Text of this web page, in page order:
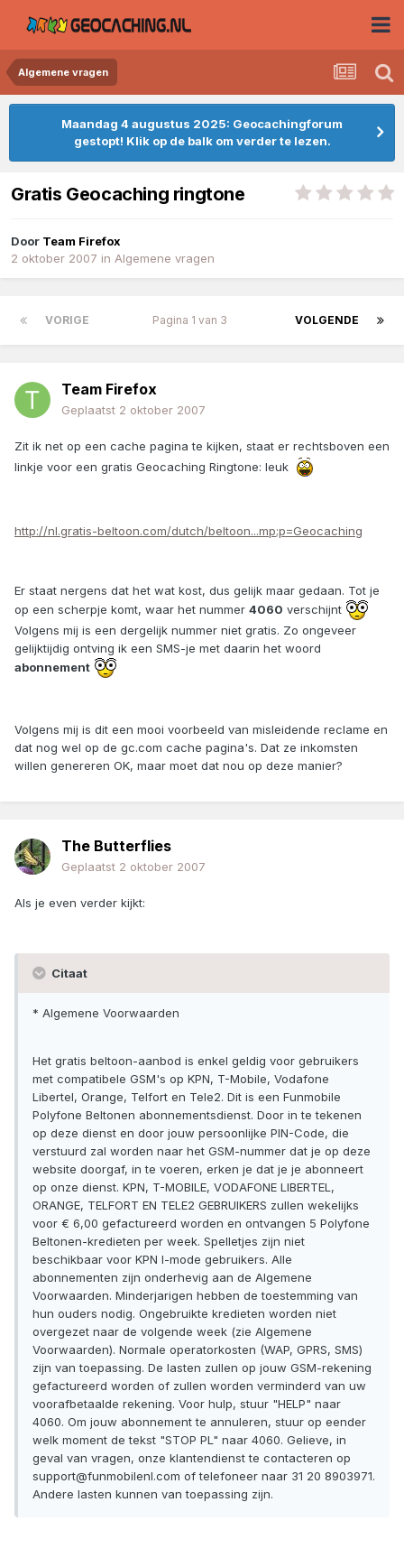
Algemene vragen
Maandag 4 augustus 2025: Geocachingforum
gestopt! Klik op de balk om verder te lezen.
Gratis Geocaching ringtone
Door Team Firefox
2 oktober 2007 in Algemene vragen
VORIGE VOLGENDE
Pagina 1 van 3
Team Firefox
Geplaatst 2 oktober 2007
Zit ik net op een cache pagina te kijken, staat er rechtsboven een
linkje voor een gratis Geocaching Ringtone: leuk
http://nl.gratis-beltoon.com/dutch/beltoon...mp;p=Geocaching
Er staat nergens dat het wat kost, dus gelijk maar gedaan. Tot je
op een scherpje komt, waar het nummer 4060 verschijnt
Volgens mij is een dergelijk nummer niet gratis. Zo ongeveer
gelijktijdig ontving ik een SMS-je met daarin het woord
abonnement
Volgens mij is dit een mooi voorbeeld van misleidende reclame en
dat nog wel op de gc.com cache pagina's. Dat ze inkomsten
willen genereren OK, maar moet dat nou op deze manier?
The Butterflies
Geplaatst 2 oktober 2007
Als je even verder kijkt:
Citaat
* Algemene Voorwaarden
Het gratis beltoon-aanbod is enkel geldig voor gebruikers
met compatibele GSM's op KPN, T-Mobile, Vodafone
Libertel, Orange, Telfort en Tele2. Dit is een Funmobile
Polyfone Beltonen abonnementsdienst. Door in te tekenen
op deze dienst en door jouw persoonlijke PIN-Code, die
verstuurd zal worden naar het GSM-nummer dat je op deze
website doorgaf, in te voeren, erken je dat je je abonneert
op onze dienst. KPN, T-MOBILE, VODAFONE LIBERTEL,
ORANGE, TELFORT EN TELE2 GEBRUIKERS zullen wekelijks
voor € 6,00 gefactureerd worden en ontvangen 5 Polyfone
Beltonen-kredieten per week. Spelletjes zijn niet
beschikbaar voor KPN I-mode gebruikers. Alle
abonnementen zijn onderhevig aan de Algemene
Voorwaarden. Minderjarigen hebben de toestemming van
hun ouders nodig. Ongebruikte kredieten worden niet
overgezet naar de volgende week (zie Algemene
Voorwaarden). Normale operatorkosten (WAP, GPRS, SMS)
zijn van toepassing. De lasten zullen op jouw GSM-rekening
gefactureerd worden of zullen worden verminderd van uw
voorafbetaalde rekening. Voor hulp, stuur "HELP" naar
4060. Om jouw abonnement te annuleren, stuur op eender
welk moment de tekst "STOP PL" naar 4060. Gelieve, in
geval van vragen, onze klantendienst te contacteren op
support@funmobilenl.com of telefoneer naar 31 20 8903971.
Andere lasten kunnen van toepassing zijn.